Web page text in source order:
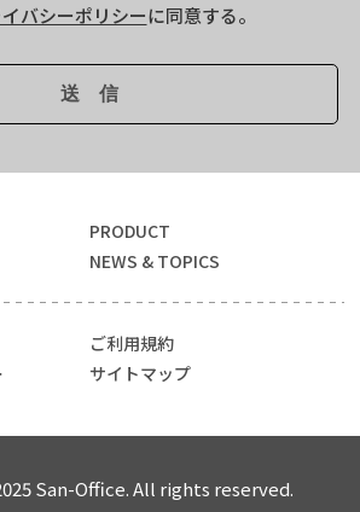
バシーポリシーに同意する。
PRODUCT
NEWS & TOPICS
ご利用規約
サイトマップ
San-Office. All rights reserved.